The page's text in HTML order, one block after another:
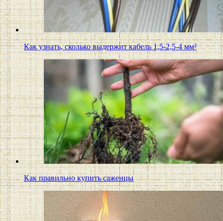
Как узнать, сколько выдержит кабель 1,5-2,5-4 мм²
Как правильно купить саженцы